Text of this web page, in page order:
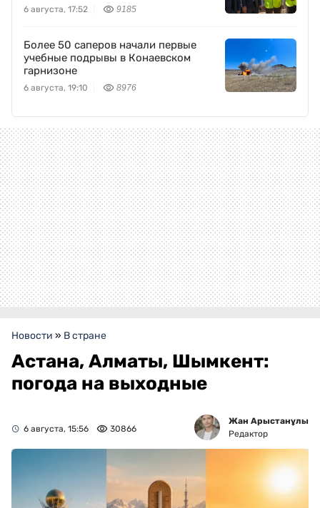
6 августа, 17:52 9185
Более 50 саперов начали первые
учебные подрывы в Конаевском
гарнизоне
6 августа, 19:10 8976
Новости » В стране
Астана, Алматы, Шымкент:
погода на выходные
6 августа, 15:56 30866
Жан Арыстанұлы
Редактор